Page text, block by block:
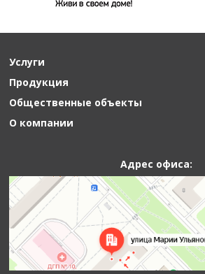
Услуги
Продукция
Общественные объекты
О компании
Адрес офиса: